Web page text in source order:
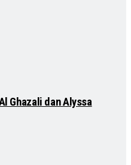
Ghazali dan Alyssa